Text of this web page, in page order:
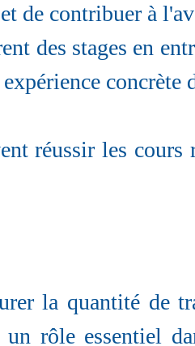
de contribuer à
des stages en
réussir les
la quantité de
rôle essentiel